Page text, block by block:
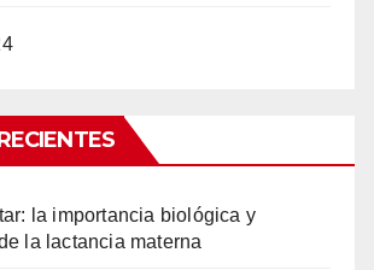
la importancia biológica y
la lactancia materna